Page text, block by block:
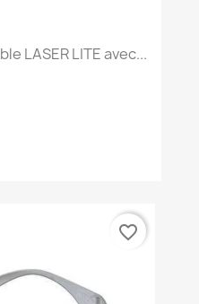
LASER LITE avec...
favorite_border